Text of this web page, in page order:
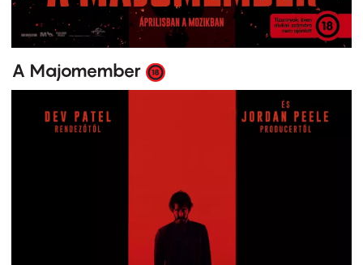
A Majomember